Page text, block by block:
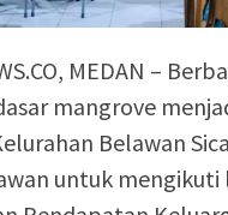
MEDAN –
mangrove
Belawan
untuk mengikuti